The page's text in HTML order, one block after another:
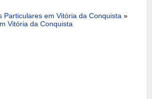
Particulares em Vitória da Conquista»
Vitória da Conquista